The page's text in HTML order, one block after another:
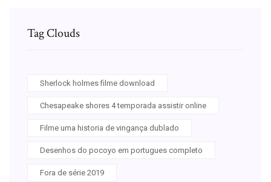
Tag Clouds
Sherlock holmes filme download
Chesapeake shores 4 temporada assistir online
Filme uma historia de vingança dublado
Desenhos do pocoyo em portugues completo
Fora de série 2019